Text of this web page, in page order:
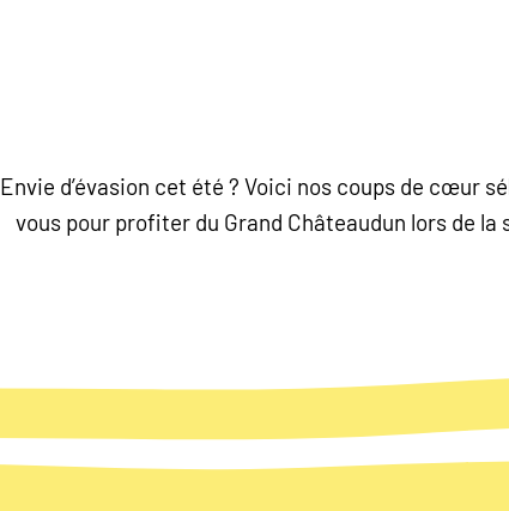
Envie d’évasion cet été ? Voici nos coups de cœur
vous pour profiter du Grand Châteaudun lors de la